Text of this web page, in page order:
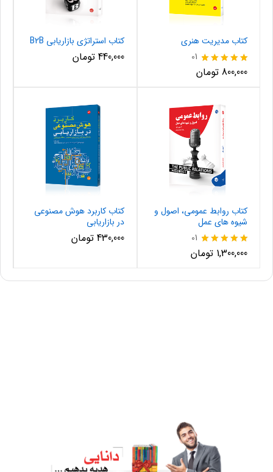
کتاب مدیریت هنری
نمره
5.00
01
800,000 تومان
کتاب استراتژی بازاریابی B2B
440,000 تومان
کتاب روابط عمومی، اصول و
شیوه های عمل
نمره
5.00
01
1,300,000 تومان
کتاب کاربرد هوش مصنوعی
در بازاریابی
430,000 تومان